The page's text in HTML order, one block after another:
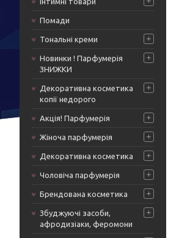
Помади
Тональні креми
Новинки ! Парфумерія
ЗНИЖКИ
Декоративна косметика
копії недорого
Акція! Парфумерія
Жіноча парфумерія
Декоративна косметика
Чоловіча парфумерія
Брендована косметика
Збуджуючі засоби,
афродизіаки, феромони